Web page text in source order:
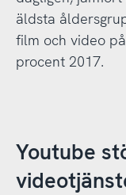
äldsta
film och video
procent 2017.
Youtube